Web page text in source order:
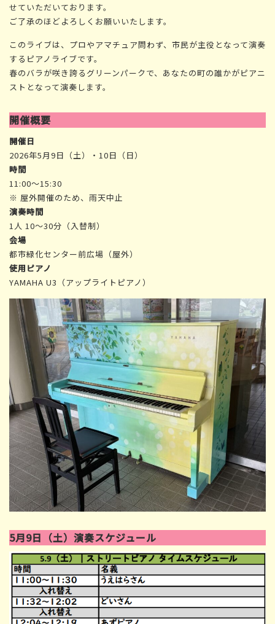
せていただいております。
ご了承のほどよろしくお願いいたします。
このライブは、プロやアマチュア問わず、市民が主役となって演奏
するピアノライブです。
春のバラが咲き誇るグリーンパークで、あなたの町の誰かがピアニ
ストとなって演奏します。
開催概要
開催日
2026年5月9日（土）・10日（日）
時間
11:00〜15:30
※ 屋外開催のため、雨天中止
演奏時間
1人 10〜30分（入替制）
会場
都市緑化センター前広場（屋外）
使用ピアノ
YAMAHA U3（アップライトピアノ）
5月9日（土）演奏スケジュール